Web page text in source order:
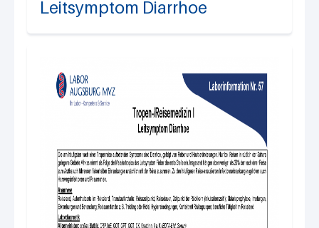
Leitsymptom Diarrhoe